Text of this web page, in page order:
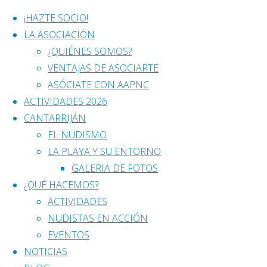
contenido
¡HAZTE SOCIO!
LA ASOCIACIÓN
¿QUIÉNES SOMOS?
VENTAJAS DE ASOCIARTE
ASÓCIATE CON AAPNC
ACTIVIDADES 2026
CANTARRIJÁN
EL NUDISMO
LA PLAYA Y SU ENTORNO
GALERIA DE FOTOS
¿QUÉ HACEMOS?
ACTIVIDADES
NUDISTAS EN ACCIÓN
EVENTOS
NOTICIAS
LA FEN, EN LA
JORNADA
NUDISTA
junio 20, 2018mayo 29, 2019
Ismael Rodrigo, el Presidente de la Federación
Española de Naturismo, ha confirmado su